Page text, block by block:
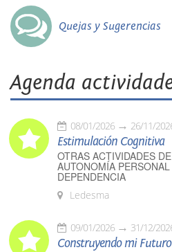
Quejas y Sugerencias
Agenda
08/01/2026 26/11/
Estimulación Cognitiva
OTRAS ACTIVIDADES
AUTONOMÍA
DEPENDENCIA
Ledesma
09/01/2026 31/12/
Construyendo mi Futuro